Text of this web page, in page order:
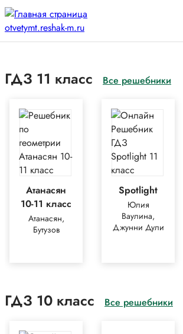
ГДЗ 11 класс Все решебники
Атанасян
10-11 класс
Атанасян,
Бутузов
Spotlight
Юлия
Ваулина,
Джунни Дули
ГДЗ 10 класс Все решебники